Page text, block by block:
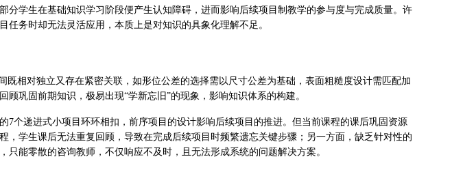
分学生在基础知识学习阶段便产生认知障碍，进而影响后续项目制教学的参与度与完成质量。许
务时却无法灵活应用，本质上是对知识的具象化理解不足。
既相对独立又存在紧密关联，如形位公差的选择需以尺寸公差为基础，表面粗糙度设计需匹配加
巩固前期知识，极易出现“学新忘旧”的现象，影响知识体系的构建。
7个递进式小项目环环相扣，前序项目的设计影响后续项目的推进。但当前课程的课后巩固资源
，学生课后无法重复回顾，导致在完成后续项目时频繁遗忘关键步骤；另一方面，缺乏针对性的
能零散的咨询教师，不仅响应不及时，且无法形成系统的问题解决方案。